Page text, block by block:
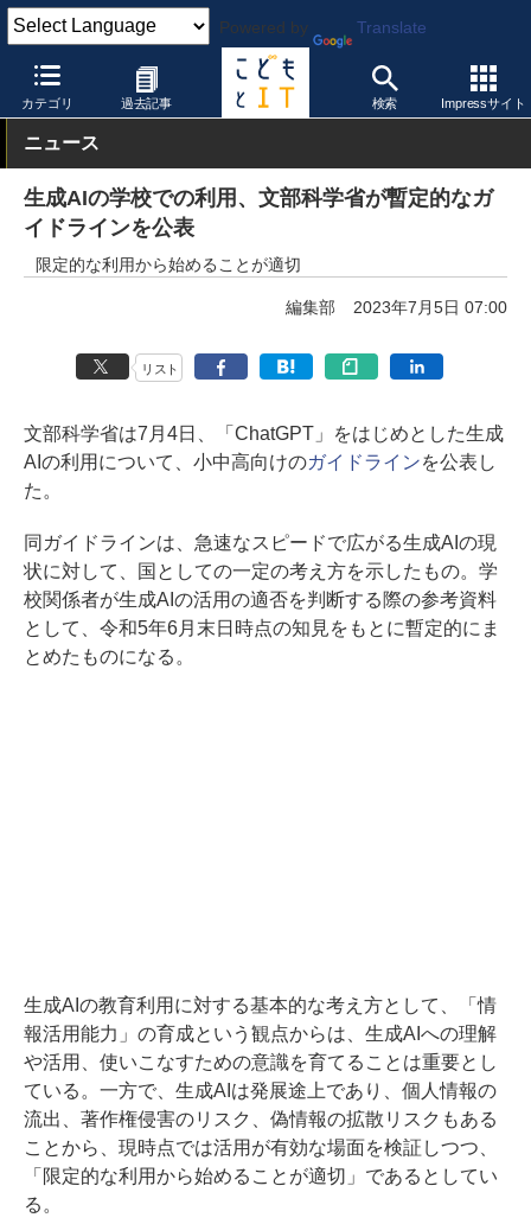
Powered by Translate
カテゴリ 過去記事 検索 Impressサイト
こどもとIT 教育情報・データ
ニュース
生成AIの学校での利用、文部科学省が暫定的なガ
イドラインを公表
限定的な利⽤から始めることが適切
編集部 2023年7月5日 07:00
リスト
文部科学省は7月4日、「ChatGPT」をはじめとした生成
AIの利用について、小中高向けのガイドラインを公表し
た。
同ガイドラインは、急速なスピードで広がる生成AIの現
状に対して、国としての一定の考え方を示したもの。学
校関係者が生成AIの活用の適否を判断する際の参考資料
として、令和5年6月末日時点の知見をもとに暫定的にま
とめたものになる。
生成AIの教育利用に対する基本的な考え方として、「情
報活用能力」の育成という観点からは、生成AIへの理解
や活用、使いこなすための意識を育てることは重要とし
ている。一方で、生成AIは発展途上であり、個⼈情報の
流出、著作権侵害のリスク、偽情報の拡散リスクもある
ことから、現時点では活⽤が有効な場⾯を検証しつつ、
「限定的な利用から始めることが適切」であるとしてい
る。